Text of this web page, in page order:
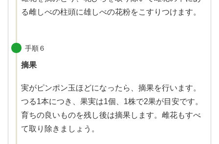
る雌しべの柱頭に雄しべの花粉をこすりつけます。
手順６
摘果
実がピンポン玉ほどになったら、摘果を行います。
つる1本につき、果実は1個、1株で2果が目安です。
育ちの良いものを残し後は摘果します。雌花もすべ
て取り除きましょう。
はてブ
コピー